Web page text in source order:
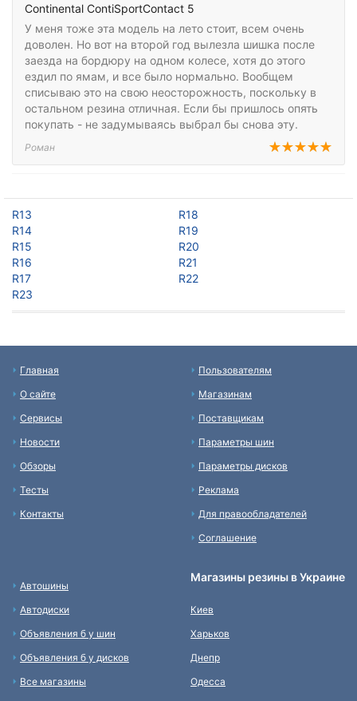
Continental ContiSportContact 5
У меня тоже эта модель на лето стоит, всем очень
доволен. Но вот на второй год вылезла шишка после
заезда на бордюру на одном колесе, хотя до этого
ездил по ямам, и все было нормально. Вообщем
списываю это на свою неосторожность, поскольку в
остальном резина отличная. Если бы пришлось опять
покупать - не задумываясь выбрал бы снова эту.
Роман
R13
R14
R15
R16
R17
R18
R19
R20
R21
R22
R23
Главная
О сайте
Сервисы
Новости
Обзоры
Тесты
Контакты
Пользователям
Магазинам
Поставщикам
Параметры шин
Параметры дисков
Реклама
Для правообладателей
Соглашение
Автошины
Автодиски
Объявления б у шин
Объявления б у дисков
Все магазины
Магазины резины в Украине
Киев
Харьков
Днепр
Одесса